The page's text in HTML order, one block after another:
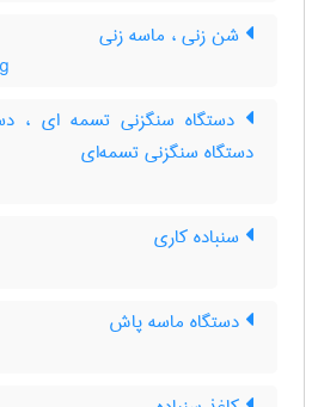
شن زنی ، ماسه زنی
دستگاه سنگزنی تسمه ای ،
دستگاه سنگزنی تسمه‌ای
سنباده کاری
دستگاه ماسه پاش